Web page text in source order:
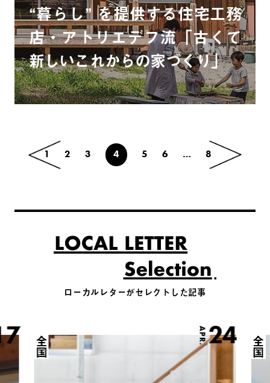
“暮らし” を提供する住宅工務
店・アトリエデフ流「古くて
新しいこれからの家づくり」
1 2 3 4 5 6 … 8
ローカルレターがセレクトした記事
APR.24
全国 全国